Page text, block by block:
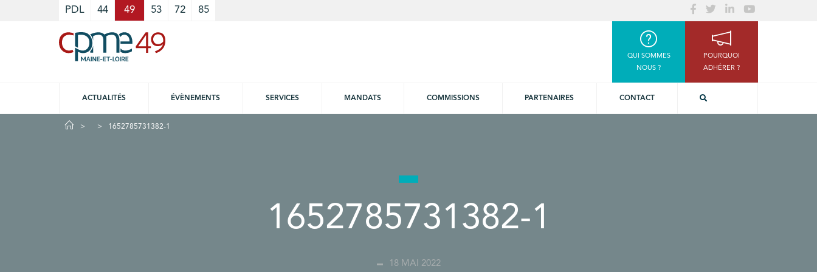
PDL 44 49 53 72 85
QUI SOMMES
NOUS ?
POURQUOI
ADHÉRER ?
ACTUALITÉS ÉVÈNEMENTS SERVICES MANDATS COMMISSIONS PARTENAIRES CONTACT
1652785731382-1
1652785731382-1
18 MAI 2022
Cookies management panel